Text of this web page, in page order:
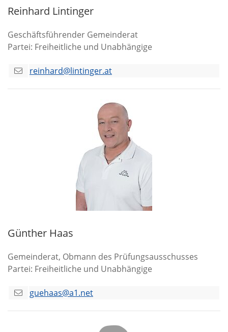
Reinhard Lintinger
Geschäftsführender Gemeinderat
Partei: Freiheitliche und Unabhängige
reinhard@lintinger.at
Günther Haas
Gemeinderat, Obmann des Prüfungsausschusses
Partei: Freiheitliche und Unabhängige
guehaas@a1.net